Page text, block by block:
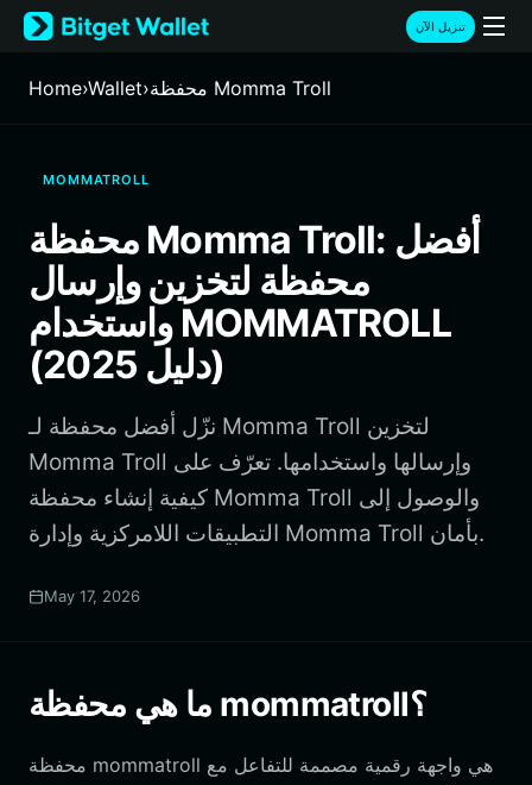
English
日本語
Русский
Italiano
Deutsch
简体中文
繁體中文
Português (Portugal)
Bahasa Indonesia
ภาษาไทย
বাংলা
Español
Português (Brasil)
Español (Argentina)
تنزيل الآن
Home›Wallet› محفظة Momma Troll
MOMMATROLL
محفظة Momma Troll: أفضل
محفظة لتخزين وإرسال
واستخدام MOMMATROLL
(دليل 2025)
نزّل أفضل محفظة لـ Momma Troll لتخزين
Momma Troll وإرسالها واستخدامها. تعرّف على
كيفية إنشاء محفظة Momma Troll والوصول إلى
التطبيقات اللامركزية وإدارة Momma Troll بأمان.
May 17, 2026
ما هي محفظة mommatroll؟
محفظة mommatroll هي واجهة رقمية مصممة للتفاعل مع